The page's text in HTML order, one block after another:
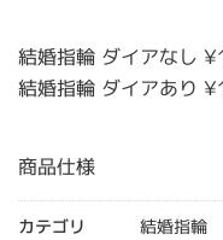
結婚指輪 ダイアなし
結婚指輪 ダイアあり
商品仕様
カテゴリ
結婚指輪